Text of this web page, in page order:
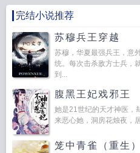
完结小说推荐
苏穆兵王穿越
苏穆，华夏最强兵王，意
统。每次击杀敌方士兵，
到...
腹黑王妃戏邪王
她是21世纪的天才神医，
来恶心她，洞房花烛夜，
笼中青雀（重生）